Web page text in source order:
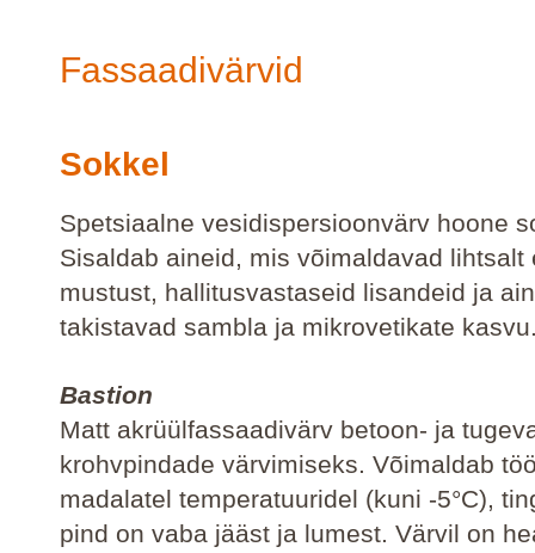
Fassaadivärvid
Sokkel
Spetsiaalne vesidispersioonvärv hoone
Sisaldab aineid, mis võimaldavad lihtsalt
mustust, hallitusvastaseid lisandeid ja
takistavad sambla ja mikrovetikate
Bastion
Matt akrüülfassaadivärv betoon- ja
krohvpindade värvimiseks. Võimaldab
madalatel temperatuuridel (kuni -5°C),
pind on vaba jääst ja lumest. Värvil on